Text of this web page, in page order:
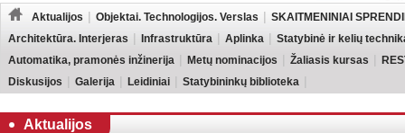
Aktualijos Objektai. Technologijos. Verslas
SKAITMENINIAI
Architektūra. Interjeras
Infrastruktūra Aplinka
Statybinė ir kelių
Automatika, pramonės inžinerija
Metų nominacijos Žaliasis kursas
Diskusijos
Galerija Leidiniai Statybininkų biblioteka
Aktualijos